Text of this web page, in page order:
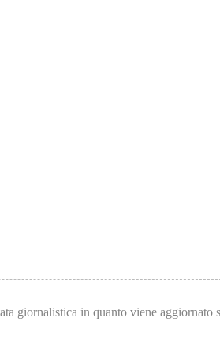
giornalistica in quanto viene